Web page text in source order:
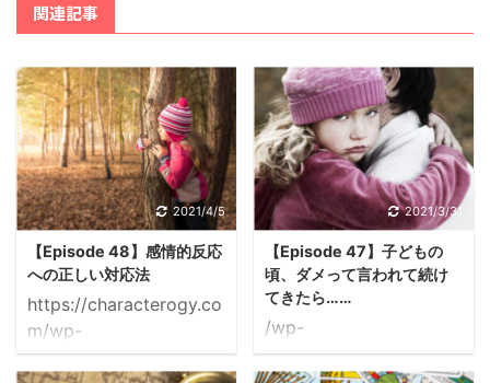
関連記事
2021/4/5
【Episode 48】感情的反応
への正しい対応法
https://characterogy.co
m/wp-
content/uploads/2021/
2021/3/31
【Episode 47】子どもの
頃、ダメって言われて続け
てきたら……
/wp-
content/uploads/2021/